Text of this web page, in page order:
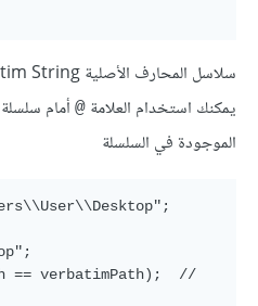
سلاسل المحارف الأصلية Verbatim String
يمكنك استخدام العلامة @ أمام
الموجودة في السلسلة
== verbatimPath);  //